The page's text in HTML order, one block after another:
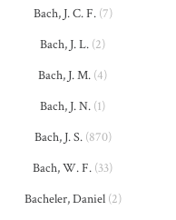
Bach, J. C. F.(7)
Bach, J. L. (2)
Bach, J. M. (4)
Bach, J. N. (1)
Bach, J. S.(870)
Bach, W. F. (33)
Bacheler, Daniel(2)